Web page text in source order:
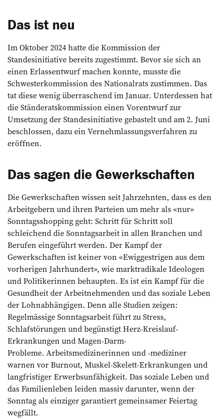
Das ist neu
Im Oktober 2024 hatte die Kommission der
Standesinitiative bereits zugestimmt. Bevor sie sich an
einen Erlassentwurf machen konnte, musste die
Schwesterkommission des Nationalrats zustimmen. Das
tat diese wenig überraschend im Januar. Unterdessen hat
die Ständeratskommission einen Vorentwurf zur
Umsetzung der Standesinitiative gebastelt und am 2. Juni
beschlossen, dazu ein Vernehmlassungsverfahren zu
eröffnen.
Das sagen die Gewerkschaften
Die Gewerkschaften wissen seit Jahrzehnten, dass es den
Arbeitgebern und ihren Parteien um mehr als «nur»
Sonntagsshopping geht: Schritt für Schritt soll
schleichend die Sonntagsarbeit in allen Branchen und
Berufen eingeführt werden. Der Kampf der
Gewerkschaften ist keiner von «Ewiggestrigen aus dem
vorherigen Jahrhundert», wie marktradikale Ideologen
und Politikerinnen behaupten. Es ist ein Kampf für die
Gesundheit der Arbeitnehmenden und das soziale Leben
der Lohnabhängigen. Denn alle Studien zeigen:
Regelmässige Sonntagsarbeit führt zu Stress,
Schlafstörungen und begünstigt Herz-Kreislauf-
Erkrankungen und Magen-Darm-
Probleme. Arbeitsmedizinerinnen und -mediziner
warnen vor Burnout, Muskel-Skelett-Erkrankungen und
langfristiger Erwerbsunfähigkeit. Das soziale Leben und
das Familienleben leiden massiv darunter, wenn der
Sonntag als einziger garantiert gemeinsamer Feiertag
wegfällt.